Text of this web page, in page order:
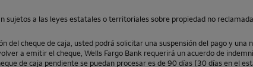
sujetos a las leyes estatales o territoriales sobre propiedad no
del cheque de caja, usted podrá solicitar una suspensión del pago y
a emitir el cheque, Wells Fargo Bank requerirá un acuerdo de
de caja pendiente se puedan procesar es de 90 días (30 días en el